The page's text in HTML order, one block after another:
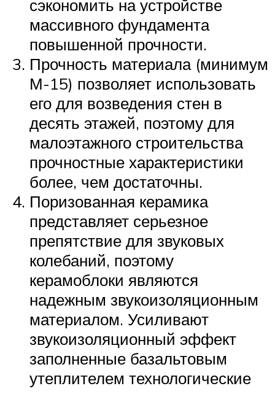
сэкономить на устройстве
массивного фундамента
повышенной прочности.
Прочность материала (минимум
М-15) позволяет использовать
его для возведения стен в
десять этажей, поэтому для
малоэтажного строительства
прочностные характеристики
более, чем достаточны.
Поризованная керамика
представляет серьезное
препятствие для звуковых
колебаний, поэтому
керамоблоки являются
надежным звукоизоляционным
материалом. Усиливают
звукоизоляционный эффект
заполненные базальтовым
утеплителем технологические